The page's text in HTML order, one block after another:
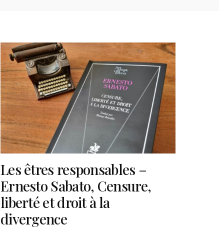
Les êtres responsables –
Ernesto Sabato, Censure,
liberté et droit à la
divergence